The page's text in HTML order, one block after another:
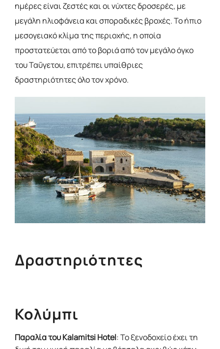
ημέρες είναι ζεστές και οι νύχτες δροσερές, με
μεγάλη ηλιοφάνεια και σποραδικές βροχές. Το ήπιο
μεσογειακό κλίμα της περιοχής, η οποία
προστατεύεται από το βοριά από τον μεγάλο όγκο
του Ταΰγετου, επιτρέπει υπαίθριες
δραστηριότητες όλο τον χρόνο.
Δραστηριότητες
Κολύμπι
Παραλία του Kalamitsi Hotel: Το ξενοδοχείο έχει τη